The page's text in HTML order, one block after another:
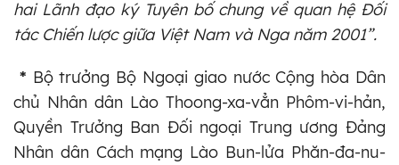
hai Lãnh đạo ký Tuyên bố chung về quan hệ Đối
tác Chiến lược giữa Việt Nam và Nga năm 2001”.
* Bộ trưởng Bộ Ngoại giao nước Cộng hòa Dân
chủ Nhân dân Lào Thoong-xa-vẳn Phôm-vi-hản,
Quyền Trưởng Ban Đối ngoại Trung ương Đảng
Nhân dân Cách mạng Lào Bun-lửa Phăn-đa-nu-